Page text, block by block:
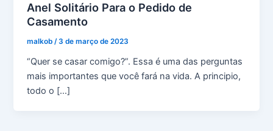
Anel Solitário Para o Pedido de
Casamento
malkob /3 de março de 2023
“Quer se casar comigo?”. Essa é uma das perguntas
mais importantes que você fará na vida. A principio,
todo o […]